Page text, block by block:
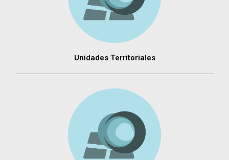
Unidades Territoriales